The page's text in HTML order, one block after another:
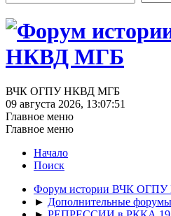
ВЧК ОГПУ НКВД МГБ
09 августа 2026, 13:07:51
Главное меню
Главное меню
Начало
Поиск
Форум истории ВЧК
► Дополнительные форумы